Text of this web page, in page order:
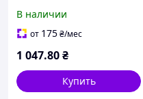
обприскувача John Deere
для Обприскувачі сумісно
В наличии
от 175₴/мес
1 047.80₴
Купить